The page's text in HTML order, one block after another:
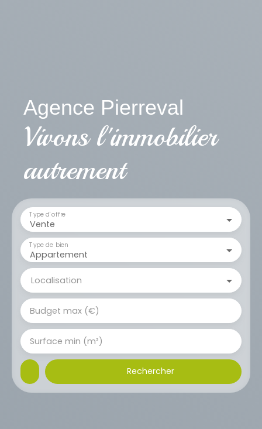
Agence Pierreval
Vivons l'immobilier
autrement
Vente
Type d'offre
Appartement
Type de bien
Localisation
Budget max (€)
Surface min (m²)
Rechercher